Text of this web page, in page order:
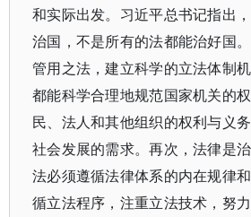
和实际出发。习近平总书记指出
治国，不是所有的法都能治好国
管用之法，建立科学的立法体制
都能科学合理地规范国家机关的
民、法人和其他组织的权利与义
社会发展的需求。再次，法律是
法必须遵循法律体系的内在规律
循立法程序，注重立法技术，努